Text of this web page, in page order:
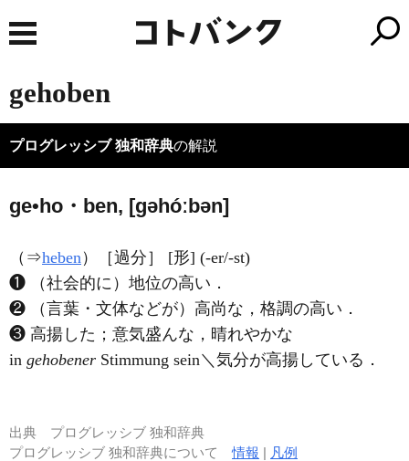
gehoben
プログレッシブ 独和辞典の解説
ge•ho・ben, [ɡəhóːbən]
（⇒heben）［過分］ [形] (-er/-st)
❶ （社会的に）地位の高い．
❷ （言葉・文体などが）高尚な，格調の高い．
❸ 高揚した；意気盛んな，晴れやかな
in gehobener Stimmung sein＼気分が高揚している．
出典 プログレッシブ 独和辞典
プログレッシブ 独和辞典について情報 | 凡例